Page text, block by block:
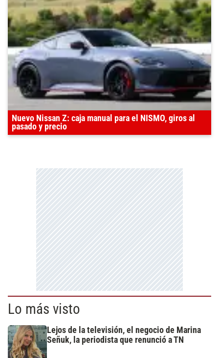
Nuevo Nissan Z: caja manual para el NISMO, giros al
pasado y precio
Lo más visto
Lejos de la televisión, el negocio de Marina
Señuk, la periodista que renunció a TN